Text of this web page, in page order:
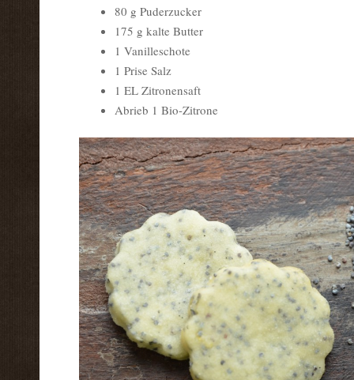
80 g Puderzucker
175 g kalte Butter
1 Vanilleschote
1 Prise Salz
1 EL Zitronensaft
Abrieb 1 Bio-Zitrone